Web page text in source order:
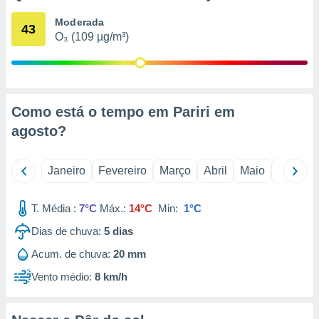
qual se
tal,
na
de
ou aceder
num
43 Moderada
O₃ (109 µg/m³)
Como está o tempo em Pariri em
agosto?
Janeiro Fevereiro Março Abril Maio Junho
T. Média : 7°C Máx.: 14°C Min: 1°C
Dias de chuva: 5 dias
Acum. de chuva: 20 mm
Vento médio: 8 km/h